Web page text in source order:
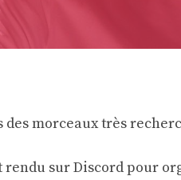
des morceaux très
rendu sur Discord pour